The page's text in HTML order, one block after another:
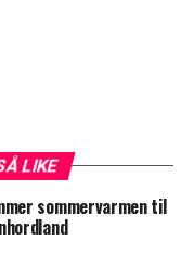
LIKE
sommervarmen til